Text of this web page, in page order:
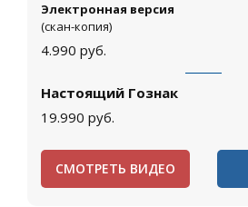
Электронная версия
(скан-копия)
4.990 руб.
Настоящий Гознак
19.990 руб.
СМОТРЕТЬ ВИДЕО